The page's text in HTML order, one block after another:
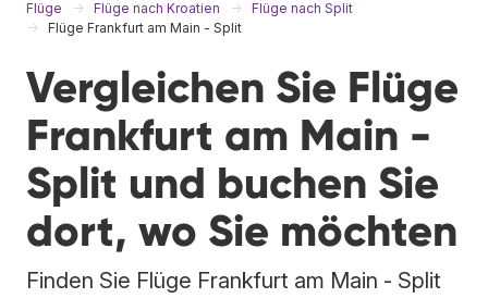
Flüge Flüge nach Kroatien
Flüge nach Split
Flüge Frankfurt am Main - Split
Vergleichen Sie Flüge
Frankfurt am Main -
Split und buchen Sie
dort, wo Sie möchten
Finden Sie Flüge Frankfurt am Main - Split